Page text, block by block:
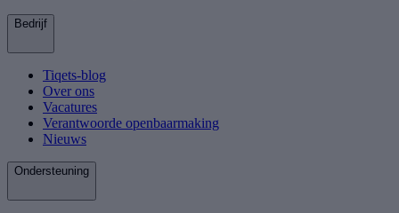
Bedrijf
Tiqets-blog
Over ons
Vacatures
Verantwoorde openbaarmaking
Nieuws
Ondersteuning